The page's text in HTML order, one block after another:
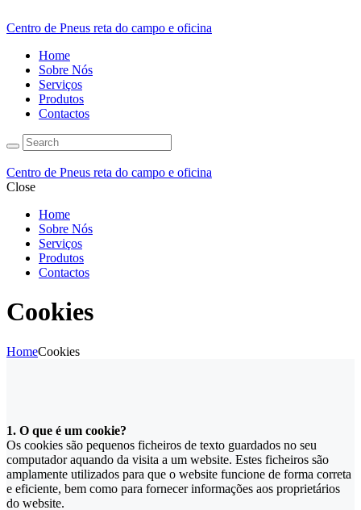
Centro de Pneus reta do campo e oficina
Home
Sobre Nós
Serviços
Produtos
Contactos
Centro de Pneus reta do campo e oficina
Close
Home
Sobre Nós
Serviços
Produtos
Contactos
Cookies
HomeCookies
1. O que é um cookie?
Os cookies são pequenos ficheiros de texto guardados no seu
computador aquando da visita a um website. Estes ficheiros são
amplamente utilizados para que o website funcione de forma correta
e eficiente, bem como para fornecer informações aos proprietários
do website.